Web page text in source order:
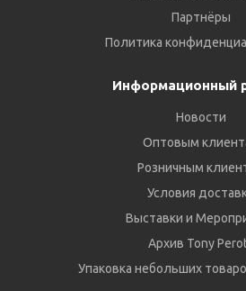
Партнёры
Политика
Информационный
Новости
Оптовым
Розничным
Условия
Выставки и
Архив Tony
Упаковка небольших